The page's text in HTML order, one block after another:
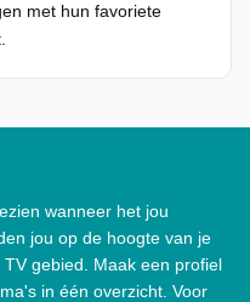
met hun favoriete
wanneer het jou
jou op de hoogte van je
gebied. Maak een profiel
in één overzicht. Voor